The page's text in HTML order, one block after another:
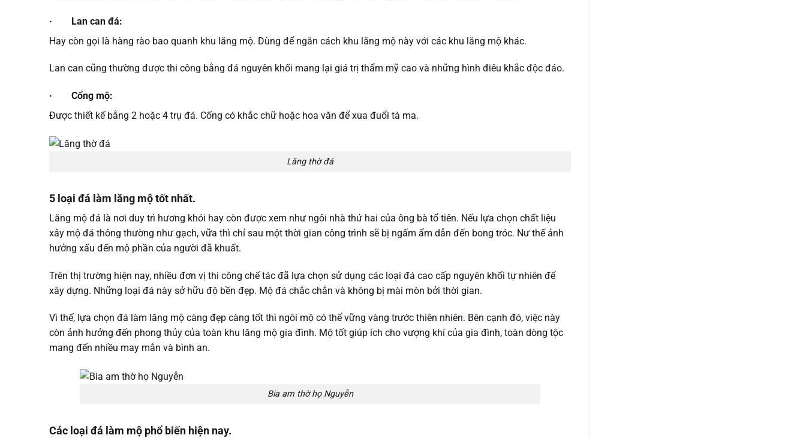
· Lan can đá:
Hay còn gọi là hàng rào bao quanh khu lăng mộ. Dùng để ngăn cách khu lăng mộ này với các khu lăng mộ khác.
Lan can cũng thường được thi công bằng đá nguyên khối mang lại giá trị thẩm mỹ cao và những hình điêu khắc độc đáo.
· Cổng mộ:
Được thiết kế bằng 2 hoặc 4 trụ đá. Cống có khắc chữ hoặc hoa văn để xua đuổi tà ma.
Lăng thờ đá
5 loại đá làm lăng mộ tốt nhất.
Lăng mộ đá là nơi duy trì hương khói hay còn được xem như ngôi nhà thứ hai của ông bà tổ tiên. Nếu lựa chọn chất liệu
xây mộ đá thông thường như gạch, vữa thì chỉ sau một thời gian công trình sẽ bị ngấm ẩm dẫn đến bong tróc. Nư thế ảnh
hưởng xấu đến mộ phần của người đã khuất.
Trên thị trường hiện nay, nhiều đơn vị thi công chế tác đã lựa chọn sử dụng các loại đá cao cấp nguyên khối tự nhiên để
xây dựng. Những loại đá này sở hữu độ bền đẹp. Mộ đá chắc chắn và không bị mài mòn bởi thời gian.
Vì thế, lựa chọn đá làm lăng mộ càng đẹp càng tốt thì ngôi mộ có thể vững vàng trước thiên nhiên. Bên cạnh đó, việc này
còn ảnh hưởng đến phong thủy của toàn khu lăng mộ gia đình. Mộ tốt giúp ích cho vượng khí của gia đình, toàn dòng tộc
mang đến nhiều may mắn và bình an.
Bia am thờ họ Nguyễn
Các loại đá làm mộ phổ biến hiện nay.